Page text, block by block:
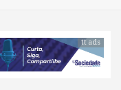
tt ads